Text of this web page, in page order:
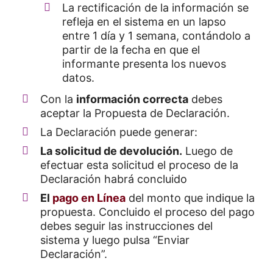
La rectificación de la información se
refleja en el sistema en un lapso
entre 1 día y 1 semana, contándolo a
partir de la fecha en que el
informante presenta los nuevos
datos.
Con la información correcta debes
aceptar la Propuesta de Declaración.
La Declaración puede generar:
La solicitud de devolución. Luego de
efectuar esta solicitud el proceso de la
Declaración habrá concluido
El pago en Línea del monto que indique la
propuesta. Concluido el proceso del pago
debes seguir las instrucciones del
sistema y luego pulsa “Enviar
Declaración”.